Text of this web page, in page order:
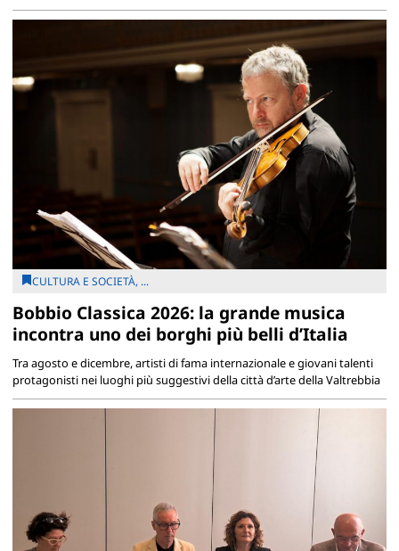
CULTURA E SOCIETÀ, ...
Bobbio Classica 2026: la grande musica
incontra uno dei borghi più belli d’Italia
Tra agosto e dicembre, artisti di fama internazionale e giovani talenti
protagonisti nei luoghi più suggestivi della città d’arte della Valtrebbia